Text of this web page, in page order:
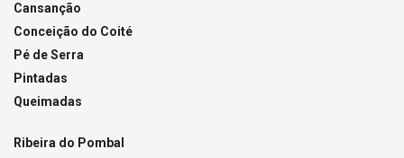
Cansanção
Conceição do Coité
Pé de Serra
Pintadas
Queimadas
Ribeira do Pombal